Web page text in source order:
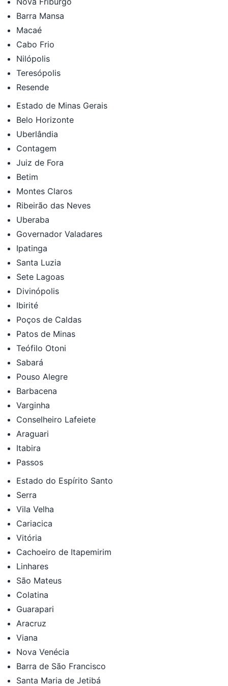
Barra Mansa
Macaé
Cabo Frio
Nilópolis
Teresópolis
Resende
Estado de Minas Gerais
Belo Horizonte
Uberlândia
Contagem
Juiz de Fora
Betim
Montes Claros
Ribeirão das Neves
Uberaba
Governador Valadares
Ipatinga
Santa Luzia
Sete Lagoas
Divinópolis
Ibirité
Poços de Caldas
Patos de Minas
Teófilo Otoni
Sabará
Pouso Alegre
Barbacena
Varginha
Conselheiro Lafeiete
Araguari
Itabira
Passos
Estado do Espírito Santo
Serra
Vila Velha
Cariacica
Vitória
Cachoeiro de Itapemirim
Linhares
São Mateus
Colatina
Guarapari
Aracruz
Viana
Nova Venécia
Barra de São Francisco
Santa Maria de Jetibá